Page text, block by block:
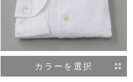
カラーを選択